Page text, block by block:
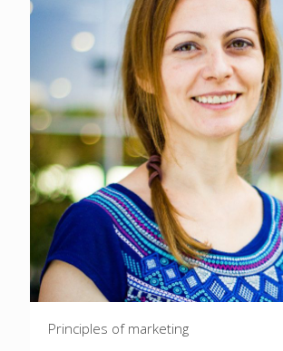
Principles of marketing